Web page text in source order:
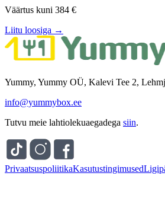
Väärtus kuni 384 €
Liitu loosiga →
Yummy, Yummy OÜ, Kalevi Tee 2,
info@yummybox.ee
Tutvu meie lahtiolekuaegadega siin.
PrivaatsuspoliitikaKasutustingimused